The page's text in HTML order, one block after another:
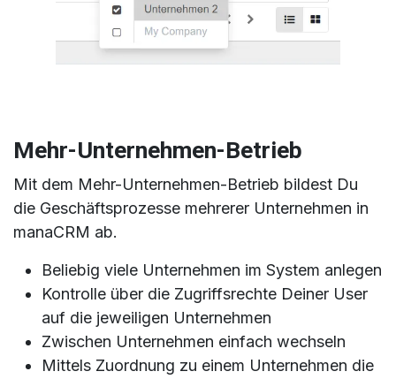
Mehr-Unternehmen-Betrieb
Mit dem Mehr-Unternehmen-Betrieb bildest Du
die Geschäftsprozesse mehrerer Unternehmen in
manaCRM ab.
Beliebig viele Unternehmen im System anlegen
Kontrolle über die Zugriffsrechte Deiner User
auf die jeweiligen Unternehmen
Zwischen Unternehmen einfach wechseln
Mittels Zuordnung zu einem Unternehmen die